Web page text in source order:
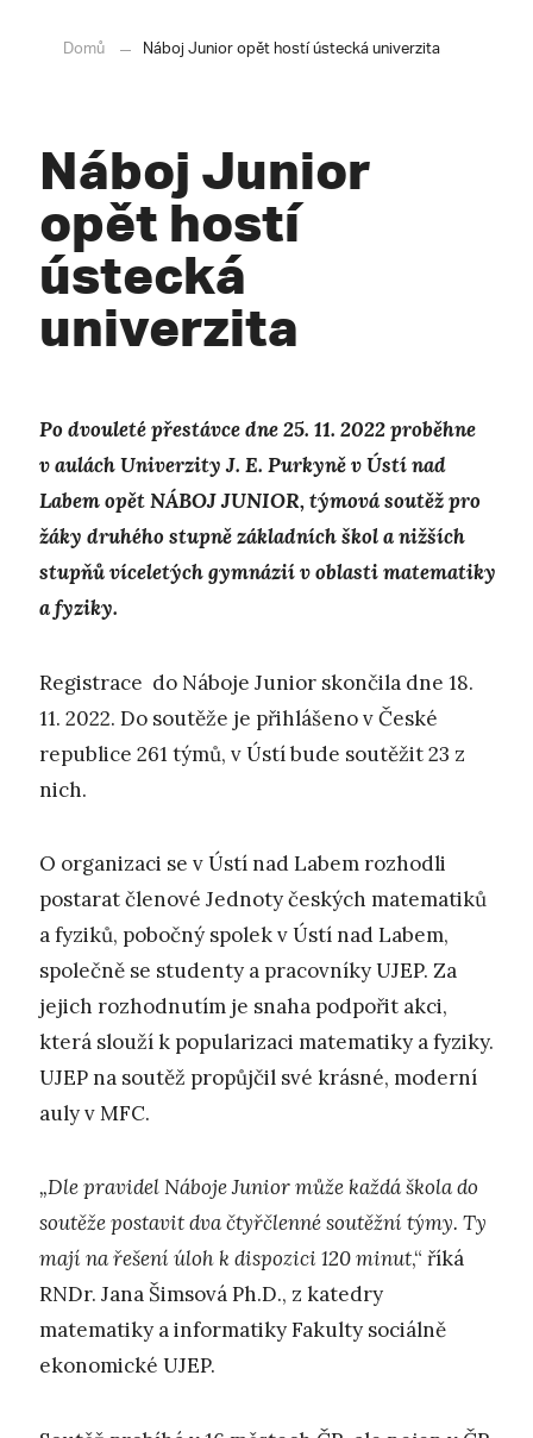
Domů Náboj Junior opět hostí ústecká univerzita
Náboj Junior
opět hostí
ústecká
univerzita
Po dvouleté přestávce dne 25. 11. 2022 proběhne
v aulách Univerzity J. E. Purkyně v Ústí nad
Labem opět NÁBOJ JUNIOR, týmová soutěž pro
žáky druhého stupně základních škol a nižších
stupňů víceletých gymnázií v oblasti matematiky
a fyziky.
Registrace do Náboje Junior skončila dne 18.
11. 2022. Do soutěže je přihlášeno v České
republice 261 týmů, v Ústí bude soutěžit 23 z
nich.
O organizaci se v Ústí nad Labem rozhodli
postarat členové Jednoty českých matematiků
a fyziků, pobočný spolek v Ústí nad Labem,
společně se studenty a pracovníky UJEP. Za
jejich rozhodnutím je snaha podpořit akci,
která slouží k popularizaci matematiky a fyziky.
UJEP na soutěž propůjčil své krásné, moderní
auly v MFC.
„Dle pravidel Náboje Junior může každá škola do
soutěže postavit dva čtyřčlenné soutěžní týmy. Ty
mají na řešení úloh k dispozici 120 minut,“ říká
RNDr. Jana Šimsová Ph.D., z katedry
matematiky a informatiky Fakulty sociálně
ekonomické UJEP.